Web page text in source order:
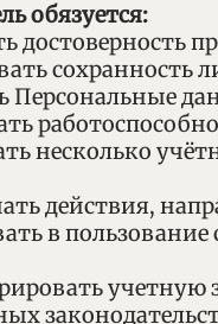
обязуется:
достоверность
сохранность
Персональные
несколько
действия,
в